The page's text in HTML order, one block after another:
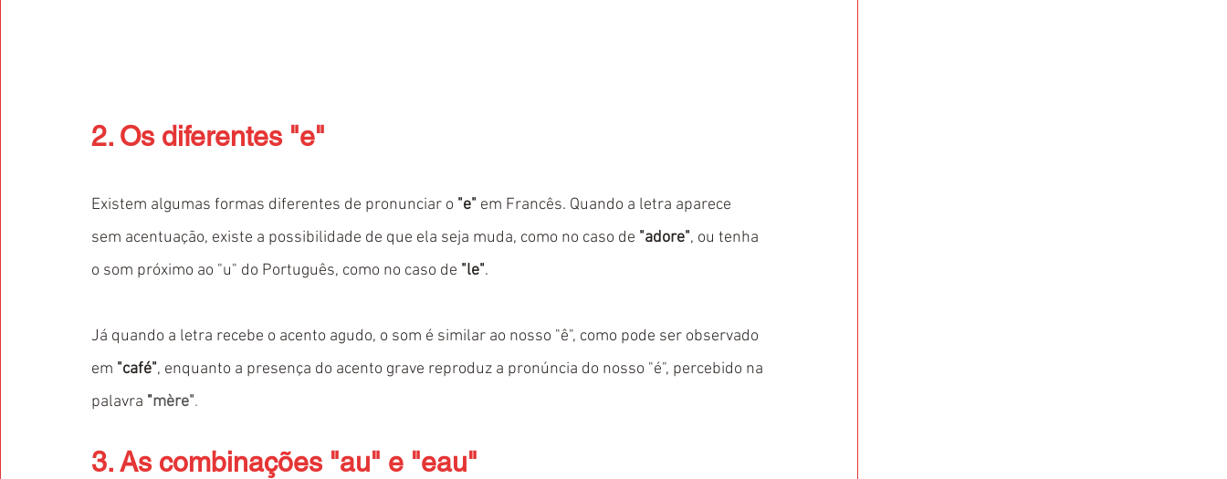
2. Os diferentes "e"
Existem algumas formas diferentes de pronunciar o "e" em Francês. Quando a letra aparece
sem acentuação, existe a possibilidade de que ela seja muda, como no caso de "adore", ou tenha
o som próximo ao "u" do Português, como no caso de "le".
Já quando a letra recebe o acento agudo, o som é similar ao nosso "ê", como pode ser observado
em "café", enquanto a presença do acento grave reproduz a pronúncia do nosso "é", percebido na
palavra "mère".
3. As combinações "au" e "eau"